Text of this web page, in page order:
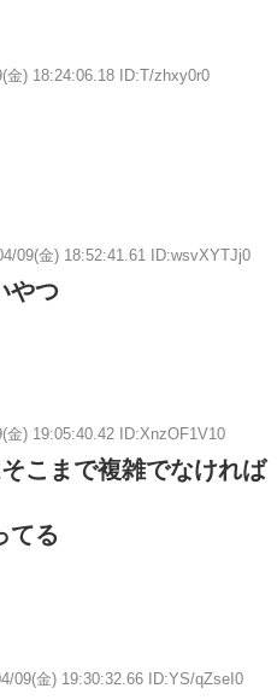
金) 18:24:06.18 ID:T/zhxy0r0
09(金) 18:52:41.61 ID:wsvXYTJj0
やつ
金) 19:05:40.42 ID:XnzOF1V10
こまで複雑でなければ
てる
09(金) 19:30:32.66 ID:YS/qZseI0